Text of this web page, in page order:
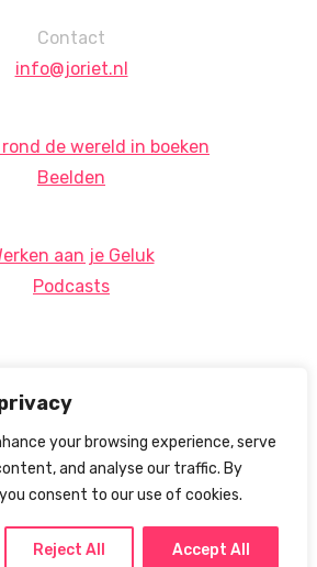
your browsing experience, serve
and analyse our traffic. By
consent to our use of cookies.
Reject All Accept All
Contact
info@joriet.nl
rond de wereld in boeken
Beelden
aan je Geluk
Podcasts